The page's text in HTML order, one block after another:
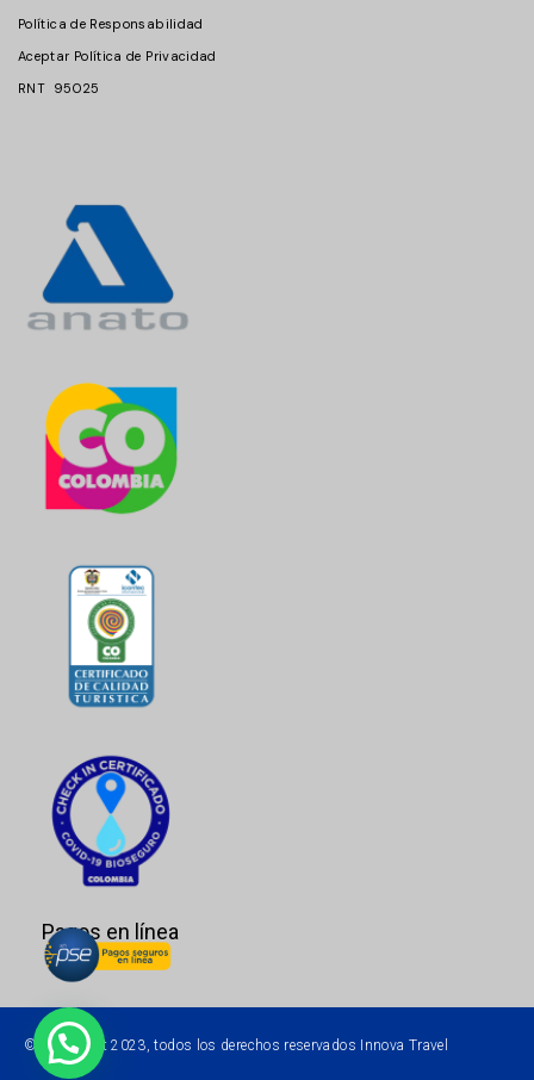
Política de Responsabilidad
Aceptar Política de Privacidad
RNT 95025
Pagos en línea
© Copyright 2023, todos los derechos reservados Innova Travel